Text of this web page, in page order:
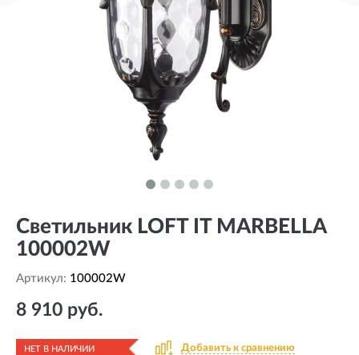
Светильник LOFT IT MARBELLA
100002W
Артикул: 100002W
8 910 руб.
НЕТ В НАЛИЧИИ Добавить к сравнению